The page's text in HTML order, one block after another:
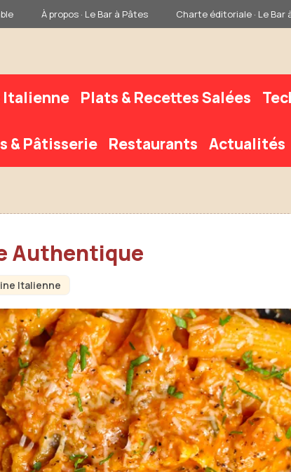
À propos · Le Bar à Pâtes Charte éditoriale · Le Bar
Italienne Plats & Recettes Salées
& Pâtisserie Restaurants Actualités
Italienne
Authentique